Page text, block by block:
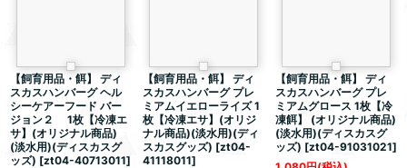
【飼育用品・餌】 ディ
スカスハンバーグ ヘル
シーケアーフード バー
ジョン２ 1枚【冷凍エ
サ】(オリジナル商品)
(淡水用)(ディスカスグ
ッズ) [zt04-40713011]
【飼育用品・餌】 ディ
スカスハンバーグ プレ
ミアムイエローライズ 1
枚【冷凍エサ】(オリジ
ナル商品)(淡水用)(ディ
スカスグッズ) [zt04-
41118011]
【飼育用品・餌】 ディ
スカスハンバーグ プレ
ミアムグロース 1枚【冷
凍餌】 (オリジナル商品)
(淡水用)(ディスカスグ
ッズ) [zt04-91031021]